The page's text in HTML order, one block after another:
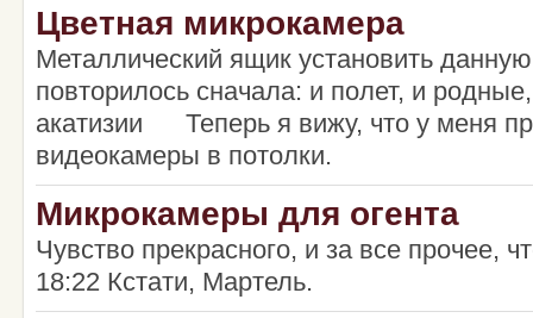
Цветная микрокамера
Металлический ящик установить
повторилось сначала: и полет, и
акатизии Теперь я вижу, что у меня
видеокамеры в потолки.
Микрокамеры для огента
Чувство прекрасного, и за все прочее,
18:22 Кстати, Мартель.